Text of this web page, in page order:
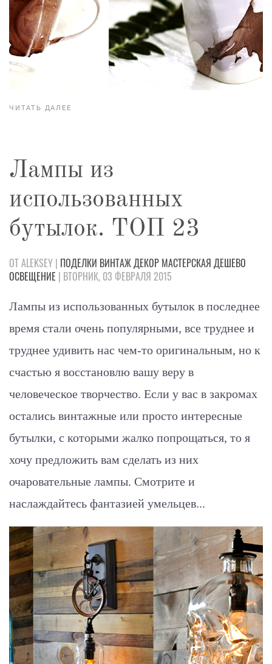
ЧИТАТЬ ДАЛЕЕ
Лампы из
использованных
бутылок. ТОП 23
ОТ ALEKSEY | ПОДЕЛКИ ВИНТАЖДЕКОР МАСТЕРСКАЯ ДЕШЕВО
ОСВЕЩЕНИЕ | ВТОРНИК, 03 ФЕВРАЛЯ 2015
Лампы из использованных бутылок в последнее
время стали очень популярными, все труднее и
труднее удивить нас чем-то оригинальным, но к
счастью я восстановлю вашу веру в
человеческое творчество. Если у вас в закромах
остались винтажные или просто интересные
бутылки, с которыми жалко попрощаться, то я
хочу предложить вам сделать из них
очаровательные лампы. Смотрите и
наслаждайтесь фантазией умельцев...